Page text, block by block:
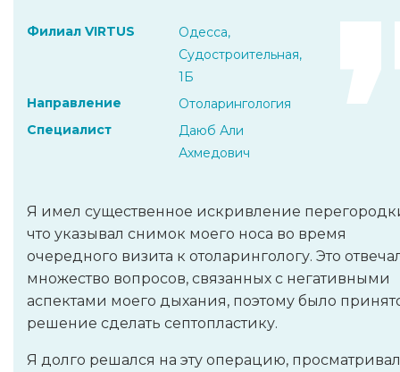
Филиал VIRTUS
Одесса,
Судостроительная,
1Б
Направление
Отоларингология
Специалист
Даюб Али
Ахмедович
Я имел существенное искривление
что указывал снимок моего носа во время
очередного визита к отоларингологу. Это
множество вопросов, связанных с негативными
аспектами моего дыхания, поэтому было
решение сделать септопластику.
Я долго решался на эту операцию, просматривал